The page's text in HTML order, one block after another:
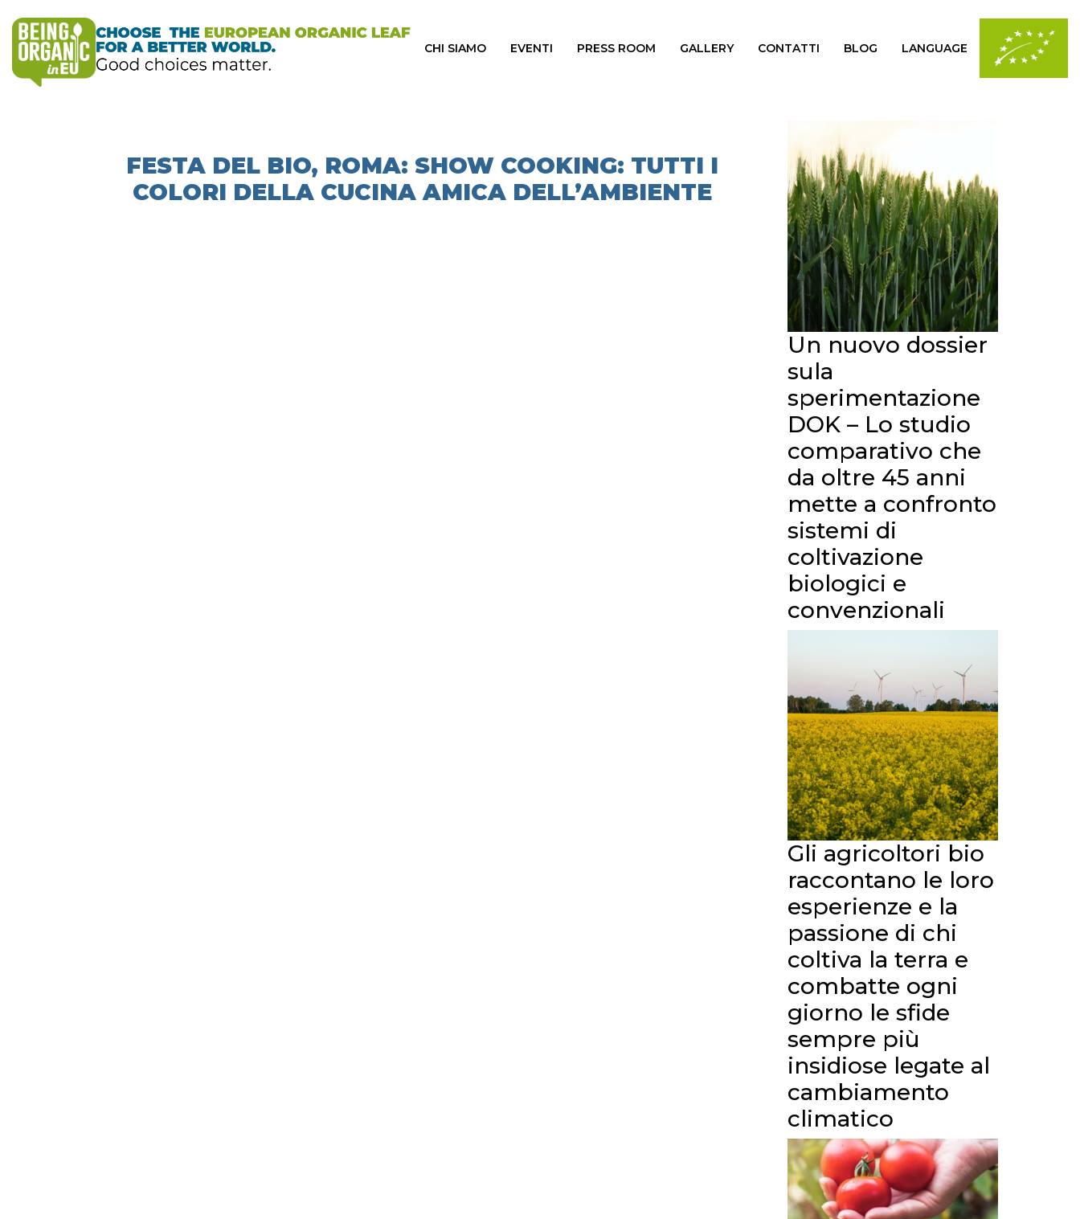
CHI SIAMO EVENTI PRESS ROOM GALLERY CONTATTI BLOG LANGUAGE
FESTA DEL BIO, ROMA: SHOW COOKING: TUTTI I
COLORI DELLA CUCINA AMICA DELL’AMBIENTE
Un nuovo dossier
sula
sperimentazione
DOK – Lo studio
comparativo che
da oltre 45 anni
mette a confronto
sistemi di
coltivazione
biologici e
convenzionali
Gli agricoltori bio
raccontano le loro
esperienze e la
passione di chi
coltiva la terra e
combatte ogni
giorno le sfide
sempre più
insidiose legate al
cambiamento
climatico